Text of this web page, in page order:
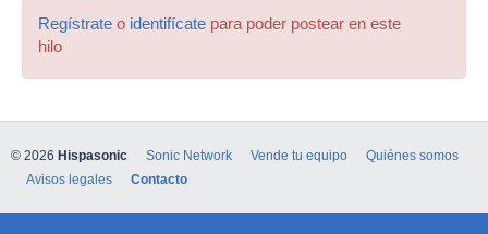
Regístrate o identifícate para poder postear en este
hilo
© 2026 Hispasonic Sonic Network Vende tu equipo
Quiénes somos
Avisos legales
Contacto